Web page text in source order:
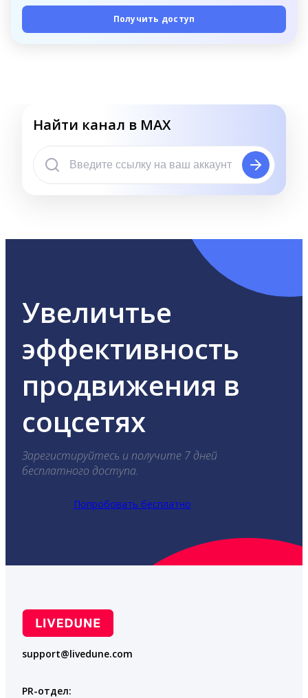
Получить доступ
Найти канал в MAX
Увеличтье
эффективность
продвижения в
соцсетях
Зарегистируйтесь и получите 7 дней
бесплатного доступа.
Попробовать бесплатно
support@livedune.com
PR-отдел: